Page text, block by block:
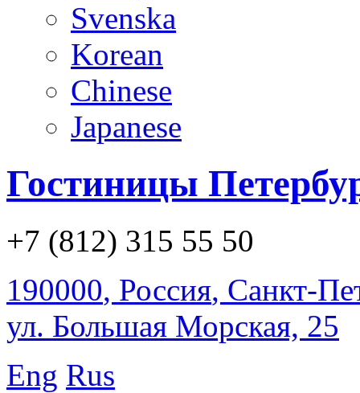
Svenska
Korean
Chinese
Japanese
Гостиницы
+7 (812) 315 55 50
190000, Россия, Санкт-
ул. Большая Морская, 25
Eng Rus